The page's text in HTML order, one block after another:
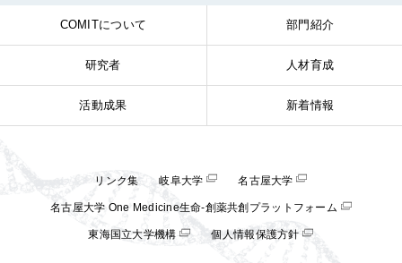
COMITについて 部門紹介
研究者 人材育成
活動成果 新着情報
リンク集 岐阜大学 名古屋大学
名古屋大学 One Medicine生命-創薬共創プラットフォーム
東海国立大学機構 個人情報保護方針